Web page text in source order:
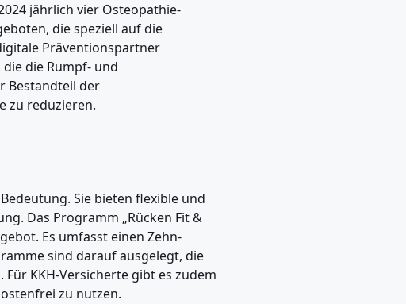
jährlich vier Osteopathie-
die speziell auf die
Präventionspartner
die Rumpf- und
Bestandteil der
zu reduzieren.
Sie bieten flexible und
Das Programm „Rücken Fit &
Es umfasst einen Zehn-
sind darauf ausgelegt, die
KKH-Versicherte gibt es zudem
zu nutzen.